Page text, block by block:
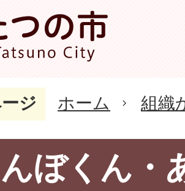
ジ ホーム 組織
ぼくん・